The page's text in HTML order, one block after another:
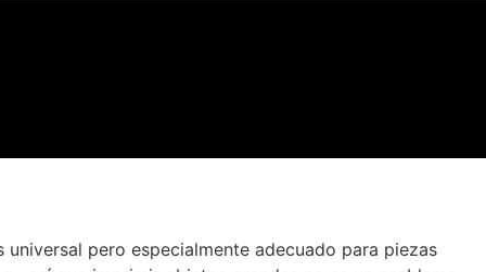
pero especialmente adecuado para piezas